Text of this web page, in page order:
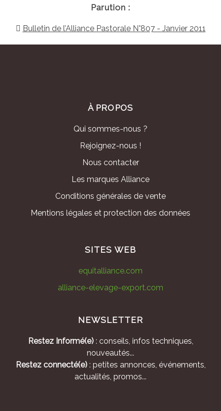
Parution :
Bulletin de l’Alliance Pastorale N°807 - Janvier 2011
À PROPOS
Qui sommes-nous ?
Rejoignez-nous !
Nous contacter
Les marques Alliance
Conditions générales de vente
Mentions légales et protection des données
SITES WEB
equitalliance.com
alliance-elevage-export.com
NEWSLETTER
Restez Informé(e): conseils, infos techniques,
nouveautés...
Restez connecté(e): petites annonces, événements,
actualités, promos...